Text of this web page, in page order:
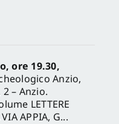
ore 19.30,
Anzio,
– Anzio.
LETTERE
APPIA, G...